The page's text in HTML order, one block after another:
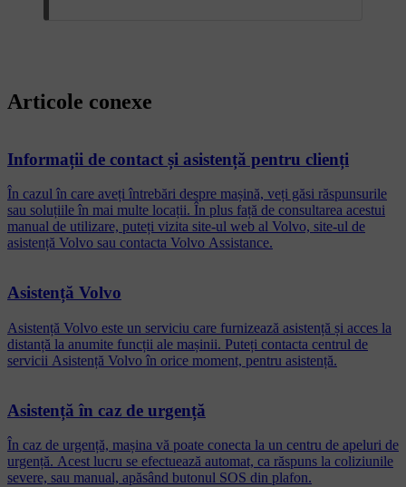
Articole conexe
Informații de contact și asistență pentru clienți
În cazul în care aveți întrebări despre mașină, veți găsi răspunsurile
sau soluțiile în mai multe locații. În plus față de consultarea acestui
manual de utilizare, puteți vizita site-ul web al Volvo, site-ul de
asistență Volvo sau contacta Volvo Assistance.
Asistență Volvo
Asistență Volvo este un serviciu care furnizează asistență și acces la
distanță la anumite funcții ale mașinii. Puteți contacta centrul de
servicii Asistență Volvo în orice moment, pentru asistență.
Asistență în caz de urgență
În caz de urgență, mașina vă poate conecta la un centru de apeluri de
urgență. Acest lucru se efectuează automat, ca răspuns la coliziunile
severe, sau manual, apăsând butonul SOS din plafon.